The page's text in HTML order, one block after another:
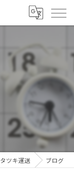
ツキ運送 ブログ